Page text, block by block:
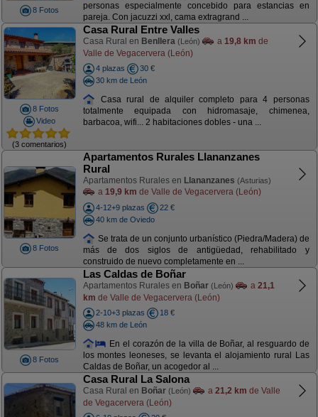
8 Fotos
personas especialmente concebido para estancias en
pareja. Con jacuzzi xxl, cama extragrand ...
8 Fotos
Video
(3 comentarios)
Casa Rural Entre Valles
Casa Rural en Benllera (León) a 19,8 km de
Valle de Vegacervera (León)
4 plazas
30 €
30 km de León
Casa rural de alquiler completo para 4 personas
totalmente equipada con hidromasaje, chimenea,
barbacoa, wifi... 2 habitaciones dobles - una ...
8 Fotos
Apartamentos Rurales Llananzanes
Rural
Apartamentos Rurales en Llananzanes (Asturias)
a 19,9 km de Valle de Vegacervera (León)
4-12+9 plazas
22 €
40 km de Oviedo
Se trata de un conjunto urbanístico (Piedra/Madera) de
más de dos siglos de antigüedad, rehabilitado y
construido de nuevo completamente en ...
8 Fotos
Las Caldas de Boñar
Apartamentos Rurales en Boñar (León) a 21,1
km de Valle de Vegacervera (León)
2-10+3 plazas
18 €
48 km de León
En el corazón de la villa de Boñar, al resguardo de
los montes leoneses, se levanta el alojamiento rural Las
Caldas de Boñar, un acogedor al ...
Casa Rural La Salona
Casa Rural en Boñar (León) a 21,2 km de Valle
de Vegacervera (León)